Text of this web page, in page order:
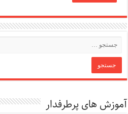
آموزش های پرطرفدار